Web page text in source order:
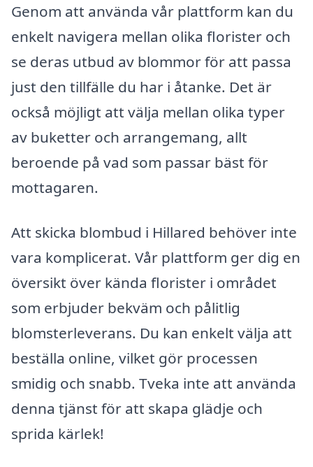
Genom att använda vår plattform kan du
enkelt navigera mellan olika florister och
se deras utbud av blommor för att passa
just den tillfälle du har i åtanke. Det är
också möjligt att välja mellan olika typer
av buketter och arrangemang, allt
beroende på vad som passar bäst för
mottagaren.
Att skicka blombud i Hillared behöver inte
vara komplicerat. Vår plattform ger dig en
översikt över kända florister i området
som erbjuder bekväm och pålitlig
blomsterleverans. Du kan enkelt välja att
beställa online, vilket gör processen
smidig och snabb. Tveka inte att använda
denna tjänst för att skapa glädje och
sprida kärlek!